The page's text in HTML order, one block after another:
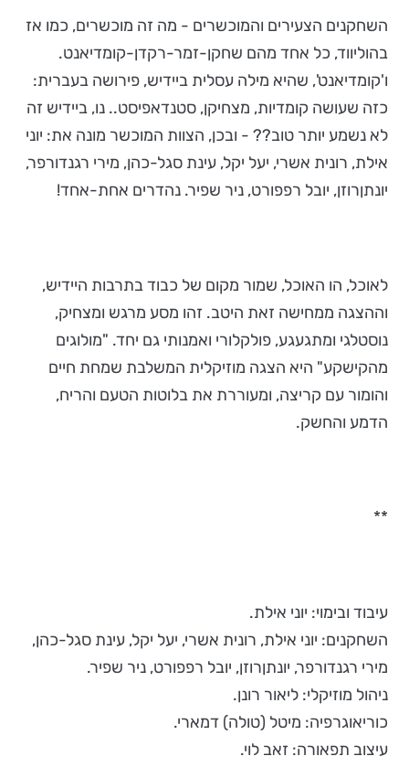
השחקנים הצעירים והמוכשרים - מה זה מוכשרים, כמו אז
בהוליווד, כל אחד מהם שחקן-זמר-רקדן-קומדיאנט.
ו'קומדיאנט', שהיא מילה עסלית ביידיש, פירושה בעברית:
כזה שעושה קומדיות, מצחיקן, סטנדאפיסט.. נו, ביידיש זה
לא נשמע יותר טוב?? - ובכן, הצוות המוכשר מונה את: יוני
אילת, רונית אשרי, יעל יקל, עינת סגל-כהן, מירי רגנדורפר,
יונתןרוזן, יובל רפפורט, ניר שפיר. נהדרים אחת-אחד!
לאוכל, הו האוכל, שמור מקום של כבוד בתרבות היידיש,
וההצגה ממחישה זאת היטב. זהו מסע מרגש ומצחיק,
נוסטלגי ומתגעגע, פולקלורי ואמנותי גם יחד. "מולוגים
מהקישקע" היא הצגה מוזיקלית המשלבת שמחת חיים
והומור עם קריצה, ומעוררת את בלוטות הטעם והריח,
הדמע והחשק.
**
עיבוד ובימוי: יוני אילת.
השחקנים: יוני אילת, רונית אשרי, יעל יקל, עינת סגל-כהן,
מירי רגנדורפר, יונתןרוזן, יובל רפפורט, ניר שפיר.
ניהול מוזיקלי: ליאור רונן.
כוריאוגרפיה: מיטל (טולה) דמארי.
עיצוב תפאורה: זאב לוי.